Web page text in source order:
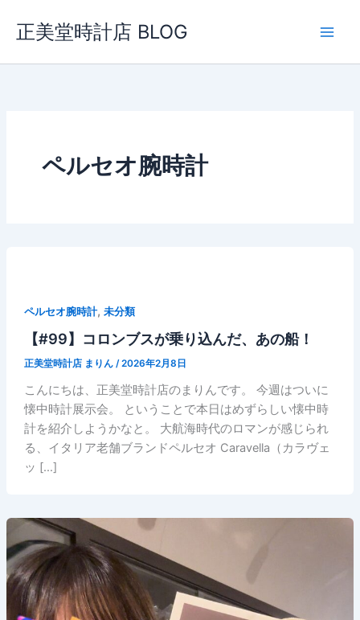
ス
正美堂時計店 BLOG
ペルセオ腕時計
ペルセオ腕時計, 未分類
【#99】コロンブスが乗り込んだ、あの船！
正美堂時計店 まりん /2026年2月8日
こんにちは、正美堂時計店のまりんです。 今週はついに
懐中時計展示会。 ということで本日はめずらしい懐中時
計を紹介しようかなと。 大航海時代のロマンが感じられ
る、イタリア老舗ブランドペルセオ Caravella（カラヴェ
ッ […]